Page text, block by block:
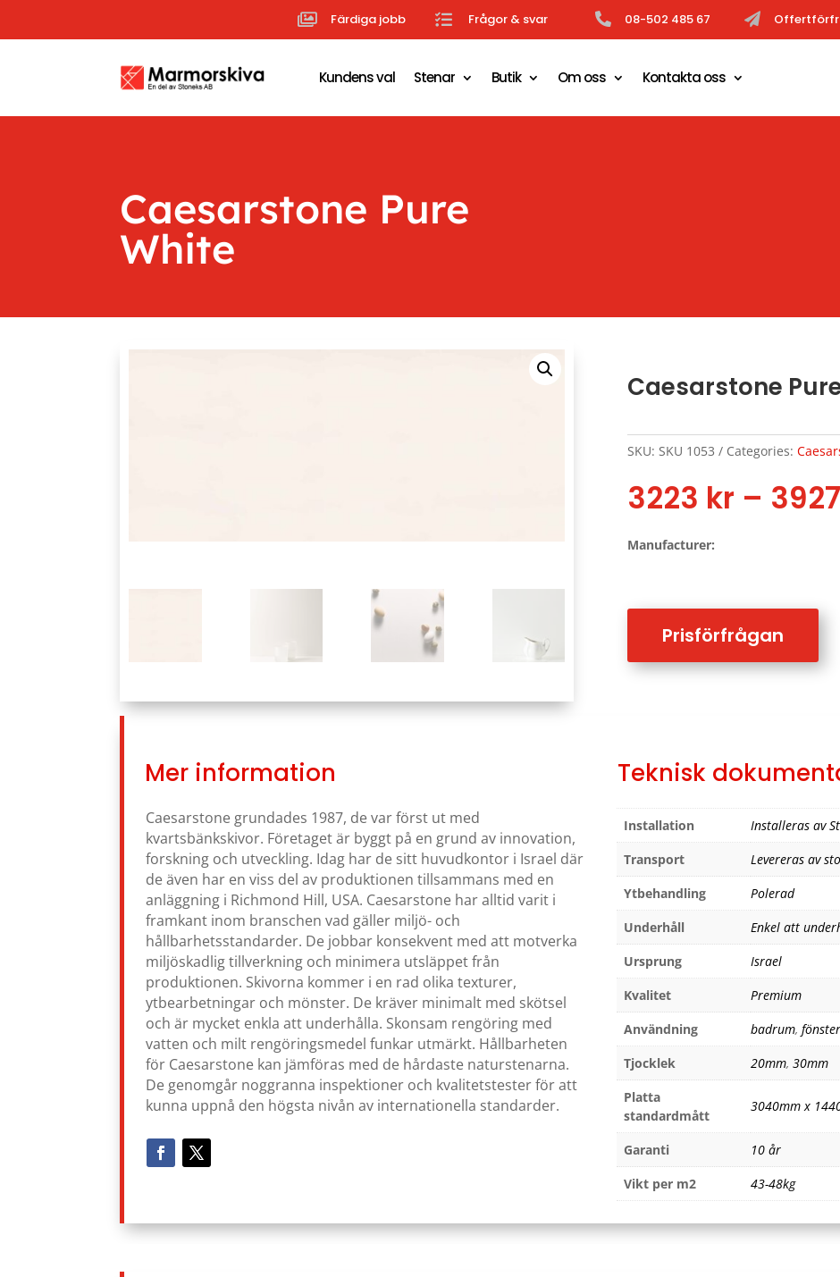
 Färdiga jobb  Frågor & svar  08-502 485 67 
Kundens val Stenar Butik Om oss Kontakta oss
Caesarstone Pure
White
Caesarstone
SKU: SKU 1053 Categories:
3223 kr – 3927
Manufacturer:
Prisförfrågan
Mer information
Caesarstone grundades 1987, de var först ut med
kvartsbänkskivor. Företaget är byggt på en grund av innovation,
forskning och utveckling. Idag har de sitt huvudkontor i Israel där
de även har en viss del av produktionen tillsammans med en
anläggning i Richmond Hill, USA. Caesarstone har alltid varit i
framkant inom branschen vad gäller miljö- och
hållbarhetsstandarder. De jobbar konsekvent med att motverka
miljöskadlig tillverkning och minimera utsläppet från
produktionen. Skivorna kommer i en rad olika texturer,
ytbearbetningar och mönster. De kräver minimalt med skötsel
och är mycket enkla att underhålla. Skonsam rengöring med
vatten och milt rengöringsmedel funkar utmärkt. Hållbarheten
för Caesarstone kan jämföras med de hårdaste naturstenarna.
De genomgår noggranna inspektioner och kvalitetstester för att
kunna uppnå den högsta nivån av internationella standarder.
Teknisk
Installation
Installeras av
Transport
Levereras av
Ytbehandling
Polerad
Underhåll
Enkel att
Ursprung
Israel
Kvalitet
Premium
Användning
badrum,
Tjocklek
20mm,30mm
Platta
standardmått
3040mm x
Garanti
10 år
Vikt per m2
43-48kg